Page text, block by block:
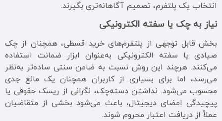
انتخاب یک پلتفرم، تصمیم آگاهانه‌تری بگیرند.
نیاز به چک یا سفته الکترونیکی
بخش قابل توجهی از پلتفرم‌های خرید قسطی، همچنان از چک
صیادی یا سفته الکترونیکی به‌عنوان ابزار ضمانت استفاده
می‌کنند. هرچند این روش نسبت به ضامن سنتی ساده‌تر به‌نظر
می‌رسد، اما برای بسیاری از کاربران همچنان یک مانع جدی
محسوب می‌شود. نداشتن دسته‌چک، نگرانی از ریسک حقوقی یا
پیچیدگی امضای دیجیتال، باعث می‌شود بخشی از متقاضیان
عملاً از دریافت اعتبار محروم شوند.